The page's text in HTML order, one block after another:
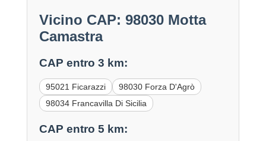
Vicino CAP: 98030 Motta
Camastra
CAP entro 3 km:
95021 Ficarazzi
98030 Forza D'Agrò
98034 Francavilla Di Sicilia
CAP entro 5 km: